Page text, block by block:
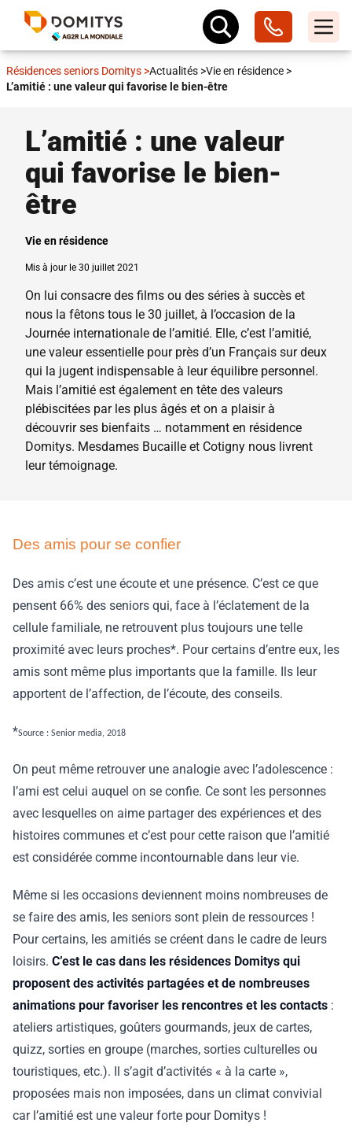
Résidences seniors Domitys >Actualités >Vie en résidence >
L’amitié : une valeur qui favorise le bien-être
L’amitié : une valeur
qui favorise le bien-
être
Vie en résidence
Mis à jour le 30 juillet 2021
On lui consacre des films ou des séries à succès et
nous la fêtons tous le 30 juillet, à l’occasion de la
Journée internationale de l’amitié. Elle, c’est l’amitié,
une valeur essentielle pour près d’un Français sur deux
qui la jugent indispensable à leur équilibre personnel.
Mais l’amitié est également en tête des valeurs
plébiscitées par les plus âgés et on a plaisir à
découvrir ses bienfaits … notamment en résidence
Domitys. Mesdames Bucaille et Cotigny nous livrent
leur témoignage.
Des amis pour se confier
Des amis c’est une écoute et une présence. C’est ce que
pensent 66% des seniors qui, face à l’éclatement de la
cellule familiale, ne retrouvent plus toujours une telle
proximité avec leurs proches*. Pour certains d’entre eux, les
amis sont même plus importants que la famille. Ils leur
apportent de l’affection, de l’écoute, des conseils.
*Source : Senior media, 2018
On peut même retrouver une analogie avec l’adolescence :
l’ami est celui auquel on se confie. Ce sont les personnes
avec lesquelles on aime partager des expériences et des
histoires communes et c’est pour cette raison que l’amitié
est considérée comme incontournable dans leur vie.
Même si les occasions deviennent moins nombreuses de
se faire des amis, les seniors sont plein de ressources !
Pour certains, les amitiés se créent dans le cadre de leurs
loisirs. C’est le cas dans les résidences Domitys qui
proposent des activités partagées et de nombreuses
animations pour favoriser les rencontres et les contacts :
ateliers artistiques, goûters gourmands, jeux de cartes,
quizz, sorties en groupe (marches, sorties culturelles ou
touristiques, etc.). Il s’agit d’activités « à la carte »,
proposées mais non imposées, dans un climat convivial
car l’amitié est une valeur forte pour Domitys !